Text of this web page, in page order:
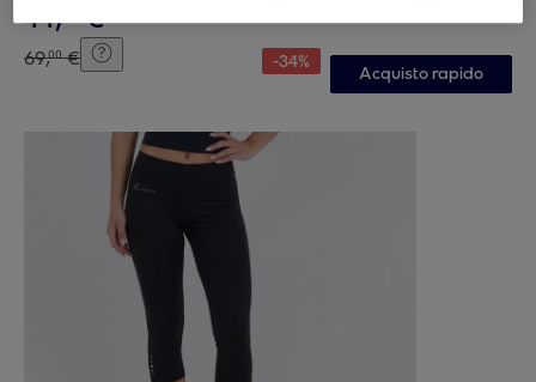
44, €
69,00 € -34%
Acquisto rapido